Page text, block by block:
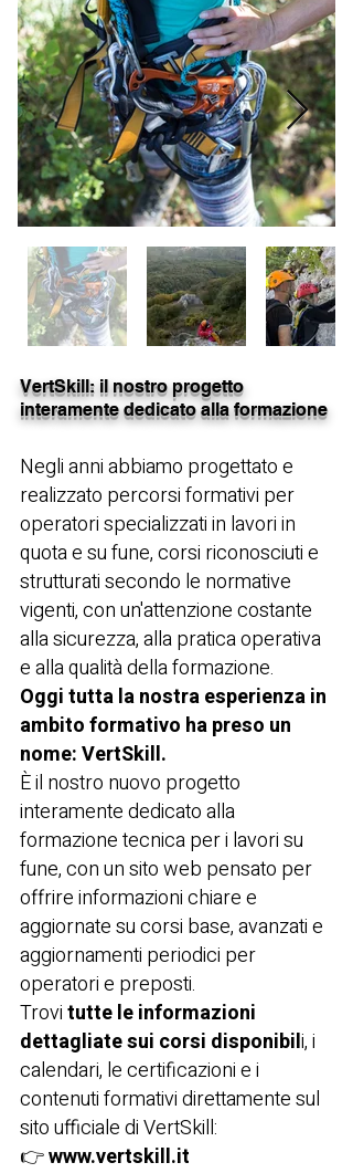
VertSkill: il nostro progetto
interamente dedicato alla formazione
Negli anni abbiamo progettato e
realizzato percorsi formativi per
operatori specializzati in lavori in
quota e su fune, corsi riconosciuti e
strutturati secondo le normative
vigenti, con un'attenzione costante
alla sicurezza, alla pratica operativa
e alla qualità della formazione.
Oggi tutta la nostra esperienza in
ambito formativo ha preso un
nome: VertSkill.
È il nostro nuovo progetto
interamente dedicato alla
formazione tecnica per i lavori su
fune, con un sito web pensato per
offrire informazioni chiare e
aggiornate su corsi base, avanzati e
aggiornamenti periodici per
operatori e preposti.
Trovitutte le informazioni
dettagliate sui corsi disponibili, i
calendari, le certificazioni e i
contenuti formativi direttamente sul
sito ufficiale di VertSkill:
👉www.vertskill.it